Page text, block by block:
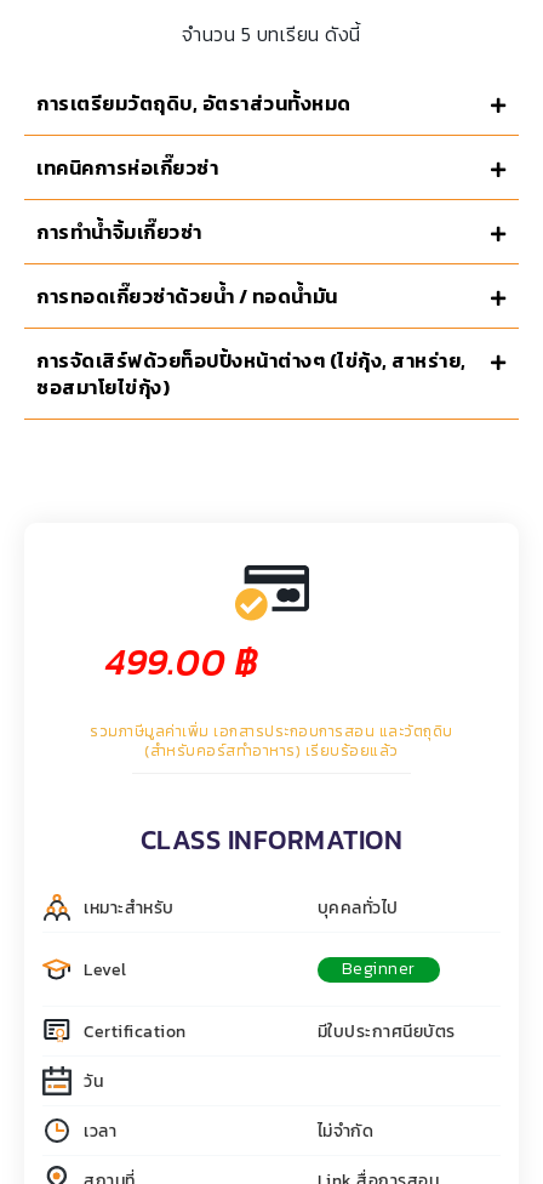
จำนวน 5 บทเรียน ดังนี้
การเตรียมวัตถุดิบ, อัตราส่วนทั้งหมด
เทคนิคการห่อเกี๊ยวซ่า
การทำน้ำจิ้มเกี๊ยวซ่า
การทอดเกี๊ยวซ่าด้วยน้ำ / ทอดน้ำมัน
การจัดเสิร์ฟด้วยท็อปปิ้งหน้าต่างๆ (ไข่กุ้ง, สาหร่าย,
ซอสมาโยไข่กุ้ง)
499.00฿
รวมภาษีมูลค่าเพิ่ม เอกสารประกอบการสอน และวัตถุดิบ
(สำหรับคอร์สทำอาหาร) เรียบร้อยแล้ว
CLASS INFORMATION
เหมาะสำหรับ บุคคลทั่วไป
Level Beginner
Certification
มีใบประกาศนียบัตร
วัน
เวลา
ไม่จำกัด